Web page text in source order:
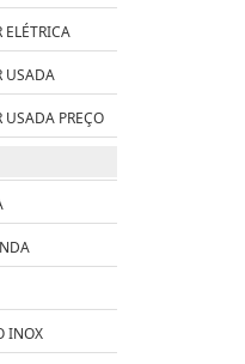
ELÉTRICA
USADA
USADA PREÇO
INOX